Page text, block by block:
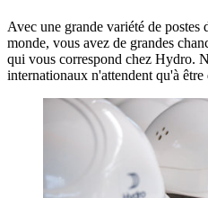
Avec une grande variété de postes
monde, vous avez de grandes
qui vous correspond chez Hydro.
internationaux n'attendent qu'à être